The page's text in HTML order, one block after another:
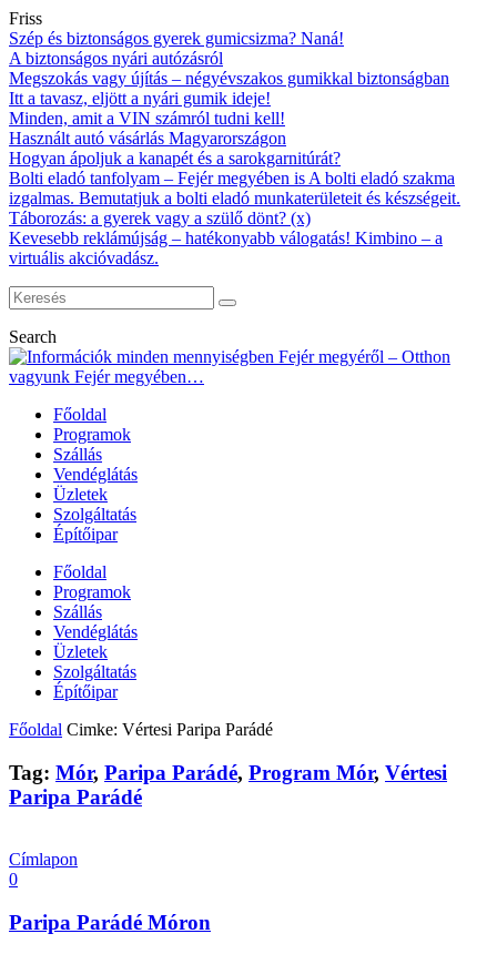
Friss
Szép és biztonságos gyerek gumicsizma? Naná!
A biztonságos nyári autózásról
Megszokás vagy újítás – négyévszakos gumikkal biztonságban
Itt a tavasz, eljött a nyári gumik ideje!
Minden, amit a VIN számról tudni kell!
Használt autó vásárlás Magyarországon
Hogyan ápoljuk a kanapét és a sarokgarnitúrát?
Bolti eladó tanfolyam – Fejér megyében is A bolti eladó szakma
izgalmas. Bemutatjuk a bolti eladó munkaterületeit és készségeit.
Táborozás: a gyerek vagy a szülő dönt? (x)
Kevesebb reklámújság – hatékonyabb válogatás! Kimbino – a
virtuális akcióvadász.
Search
Főoldal
Programok
Szállás
Vendéglátás
Üzletek
Szolgáltatás
Építőipar
Főoldal
Programok
Szállás
Vendéglátás
Üzletek
Szolgáltatás
Építőipar
Főoldal Cimke: Vértesi Paripa Parádé
Tag: Mór, Paripa Parádé, Program Mór, Vértesi
Paripa Parádé
Címlapon
0
Paripa Parádé Móron